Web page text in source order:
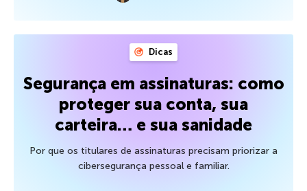
Dicas
Segurança em assinaturas: como
proteger sua conta, sua
carteira… e sua sanidade
Por que os titulares de assinaturas precisam priorizar a
cibersegurança pessoal e familiar.